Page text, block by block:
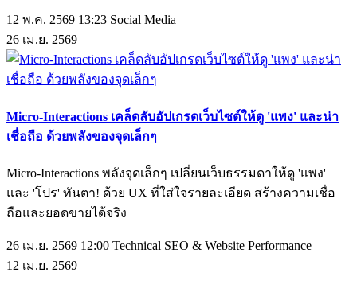
12 พ.ค. 2569 13:23 Social Media
26 เม.ย. 2569
Micro-Interactions เคล็ดลับอัปเกรดเว็บไซต์ให้ดู 'แพง' และน่า
เชื่อถือ ด้วยพลังของจุดเล็กๆ
Micro-Interactions พลังจุดเล็กๆ เปลี่ยนเว็บธรรมดาให้ดู 'แพง'
และ 'โปร' ทันตา! ด้วย UX ที่ใส่ใจรายละเอียด สร้างความเชื่อ
ถือและยอดขายได้จริง
26 เม.ย. 2569 12:00 Technical SEO & Website Performance
12 เม.ย. 2569